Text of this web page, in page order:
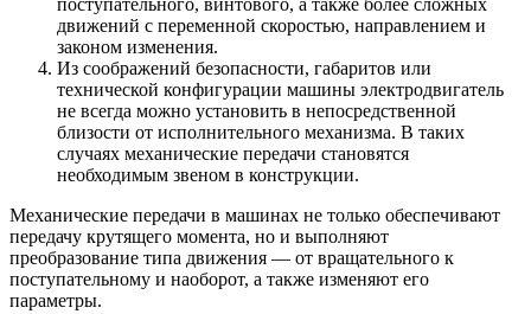
движений с переменной скоростью, направлением и
законом изменения.
Из соображений безопасности, габаритов или
технической конфигурации машины электродвигатель
не всегда можно установить в непосредственной
близости от исполнительного механизма. В таких
случаях механические передачи становятся
необходимым звеном в конструкции.
Механические передачи в машинах не только обеспечивают
передачу крутящего момента, но и выполняют
преобразование типа движения — от вращательного к
поступательному и наоборот, а также изменяют его
параметры.